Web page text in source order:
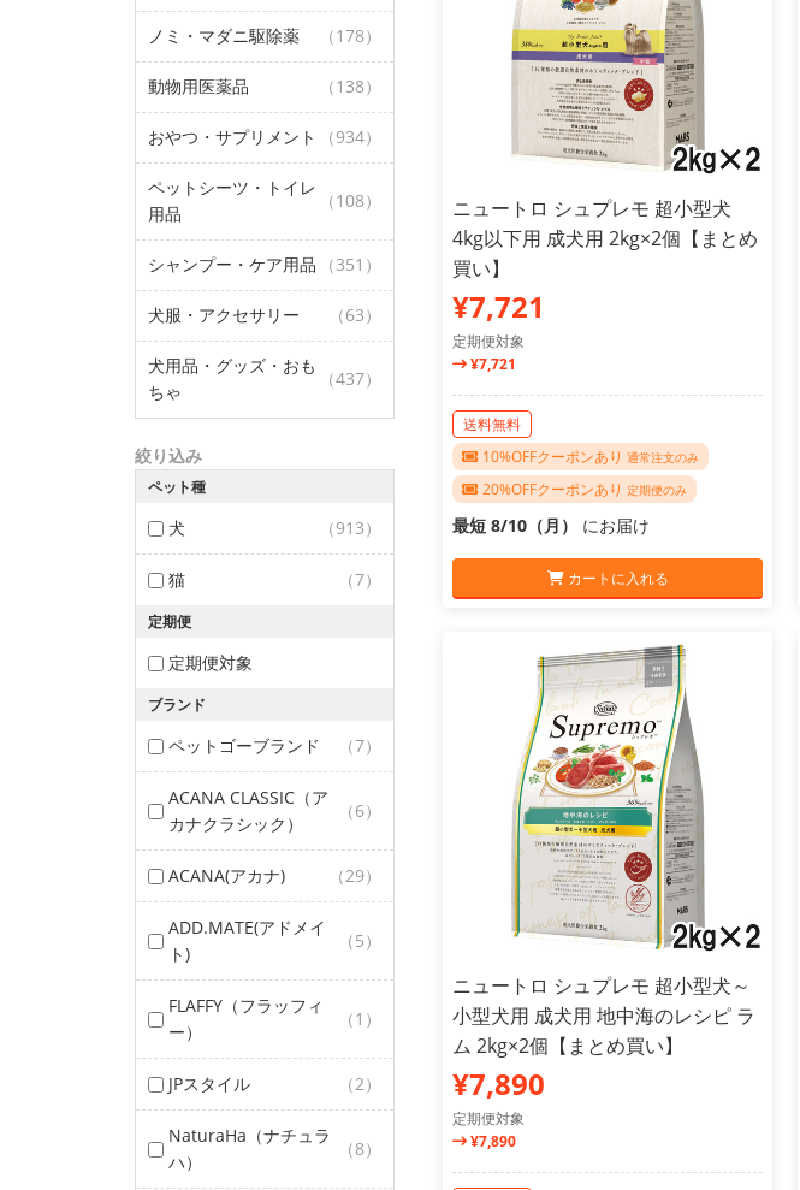
ノミ・マダニ駆除薬 （178）
動物用医薬品 （138）
おやつ・サプリメント （934）
ペットシーツ・トイレ
用品
（108）
シャンプー・ケア用品 （351）
犬服・アクセサリー （63）
犬用品・グッズ・おも
ちゃ
（437）
絞り込み
ペット種
犬 （913）
猫 （7）
定期便
定期便対象
ブランド
ペットゴーブランド （7）
ACANA CLASSIC（ア
カナクラシック）
（6）
ACANA(アカナ) （29）
ADD.MATE(アドメイ
ト)
（5）
FLAFFY（フラッフィ
ー）
（1）
JPスタイル （2）
NaturaHa（ナチュラ
ハ）
（8）
ニュートロ シュプレモ 超小型犬
4kg以下用 成犬用 2kg×2個【まとめ
買い】
¥7,721
定期便対象
¥7,721
送料無料
10%OFFクーポンあり 通常注文のみ
20%OFFクーポンあり 定期便のみ
最短 8/10（月） にお届け
カートに入れる
ニュートロ シュプレモ 超小型犬～
小型犬用 成犬用 地中海のレシピ ラ
ム 2kg×2個【まとめ買い】
¥7,890
定期便対象
¥7,890